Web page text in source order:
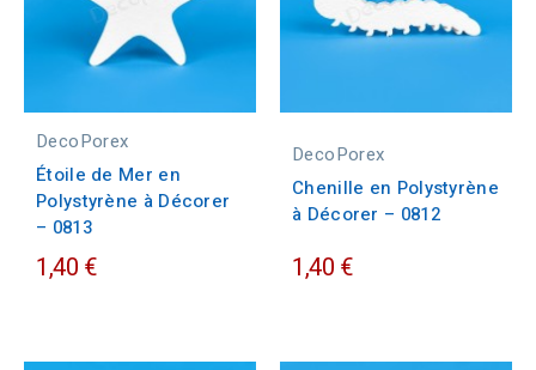
DecoPorex
Étoile de Mer en
Polystyrène à Décorer
– 0813
1,40 €
DecoPorex
Chenille en Polystyrène
à Décorer – 0812
1,40 €